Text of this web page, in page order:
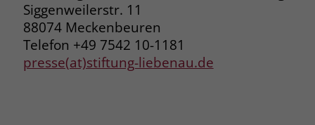
Siggenweilerstr. 11
88074 Meckenbeuren
Telefon +49 7542 10-1181
presse(at)stiftung-liebenau.de